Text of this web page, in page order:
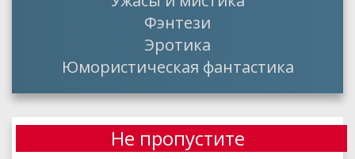
Фэнтези
Эротика
Юмористическая фантастика
Не пропустите